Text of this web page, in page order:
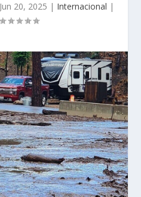
Jun 20, 2025 | Internacional |